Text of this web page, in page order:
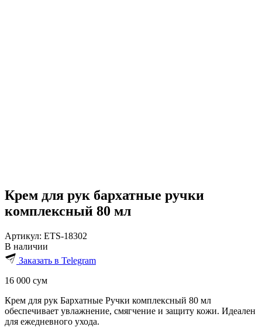
Крем для рук бархатные ручки
комплексный 80 мл
Артикул: ETS-18302
В наличии
Заказать в Telegram
16 000 сум
Крем для рук Бархатные Ручки комплексный 80 мл
обеспечивает увлажнение, смягчение и защиту кожи. Идеален
для ежедневного ухода.